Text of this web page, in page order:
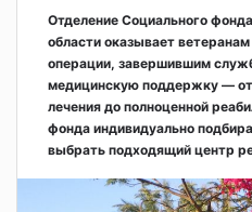
Отделение Социального
области оказывает
операции, завершившим
медицинскую поддержку —
лечения до полноценной
фонда индивидуально
выбрать подходящий центр